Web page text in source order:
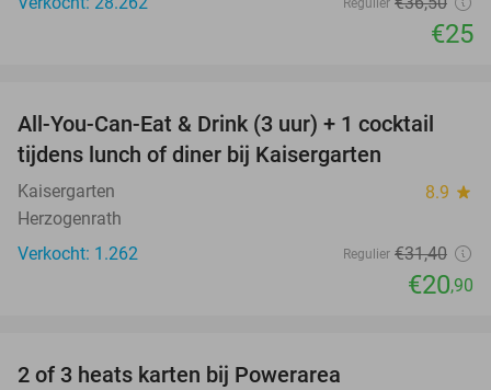
Regulier
€25
33%
All-You-Can-Eat & Drink (3 uur) + 1 cocktail
tijdens lunch of diner bij Kaisergarten
Kaisergarten 8.9 star
Herzogenrath
Verkocht: 1.262
Regulier €31,40
€20,90
2 of 3 heats karten bij Powerarea